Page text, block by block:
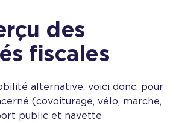
des
fiscales
alternative, voici donc, pour
(covoiturage, vélo, marche,
public et navette